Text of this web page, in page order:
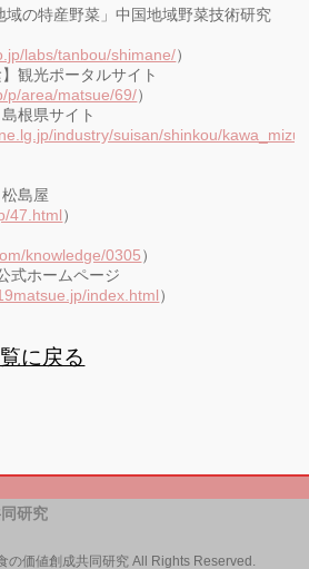
域の特産野菜」中国地域野菜技術研究
labs/tanbou/shimane/）
観光ポータルサイト
p/area/matsue/69/）
根県サイト
industry/suisan/shinkou/
島屋
47.html）
knowledge/0305）
式ホームページ
index.html）
に戻る
研究
の価値創成共同研究 All Rights Reserved.